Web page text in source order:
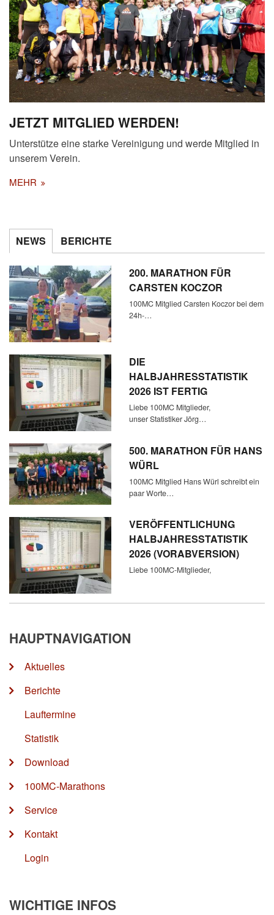
JETZT MITGLIED WERDEN!
Unterstütze eine starke Vereinigung und werde Mitglied in
unserem Verein.
MEHR
NEWS BERICHTE
200. MARATHON FÜR
CARSTEN KOCZOR
100MC Mitglied Carsten Koczor bei dem
24h-…
DIE
HALBJAHRESSTATISTIK
2026 IST FERTIG
Liebe 100MC Mitglieder,
unser Statistiker Jörg…
500. MARATHON FÜR HANS
WÜRL
100MC Mitglied Hans Würl schreibt ein
paar Worte…
VERÖFFENTLICHUNG
HALBJAHRESSTATISTIK
2026 (VORABVERSION)
Liebe 100MC-Mitglieder,
HAUPTNAVIGATION
Aktuelles
Berichte
Lauftermine
Statistik
Download
100MC-Marathons
Service
Kontakt
Login
WICHTIGE INFOS